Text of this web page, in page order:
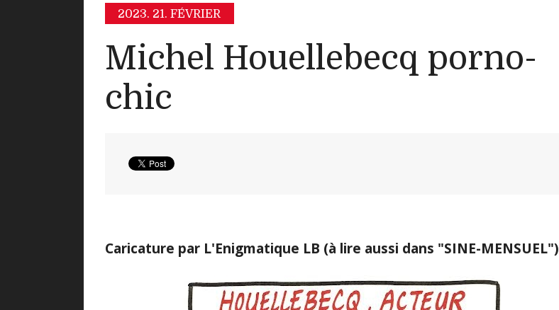
2023. 21. FÉVRIER
Michel Houellebecq porno-
chic
Caricature par L'Enigmatique LB (à lire aussi dans "SINE-MENSUEL")